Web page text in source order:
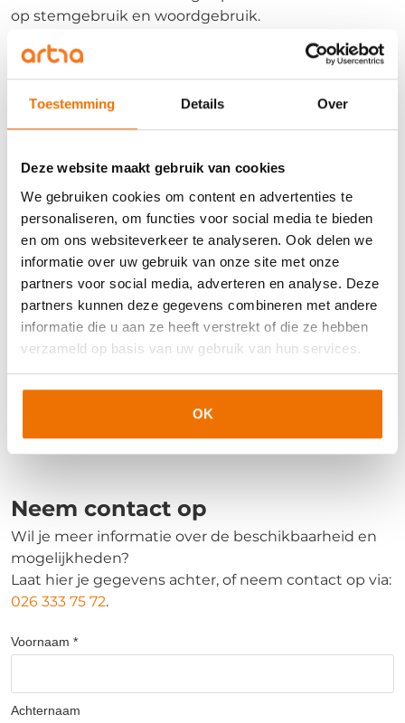
Toestemming Details Over
Deze website maakt gebruik van cookies
We gebruiken cookies om content en advertenties te
personaliseren, om functies voor social media te bieden
en om ons websiteverkeer te analyseren. Ook delen we
informatie over uw gebruik van onze site met onze
partners voor social media, adverteren en analyse. Deze
partners kunnen deze gegevens combineren met andere
informatie die u aan ze heeft verstrekt of die ze hebben
verzameld op basis van uw gebruik van hun services.
OK
op stemgebruik en woordgebruik.
Na afloop ontvangt de deelnemer een persoonlijk
rapport met daarin de bevindingen, waargenomen
talenten en aandachtspunten.
Duuren studiebelasting
Dit assessment duurt 30 minuten.
Investering
De kosten voor het telefonisch assessment
bedragen € 185 (excl. btw).
Aanmelden
Aanmelden voor het assessment? Bel
72of mail ons viaartra@artra.nl
Neem contact op
Wil je meer informatie over de beschikbaarheid en
mogelijkheden?
Laat hier je gegevens achter, of neem contact op via:
026 333 75 72.